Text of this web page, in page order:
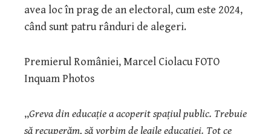
avea loc în prag de an electoral, cum este 2024,
când sunt patru rânduri de alegeri.
Premierul României, Marcel Ciolacu FOTO
Inquam Photos
„Greva din educație a acoperit spațiul public. Trebuie
să recuperăm, să vorbim de legile educației. Tot ce